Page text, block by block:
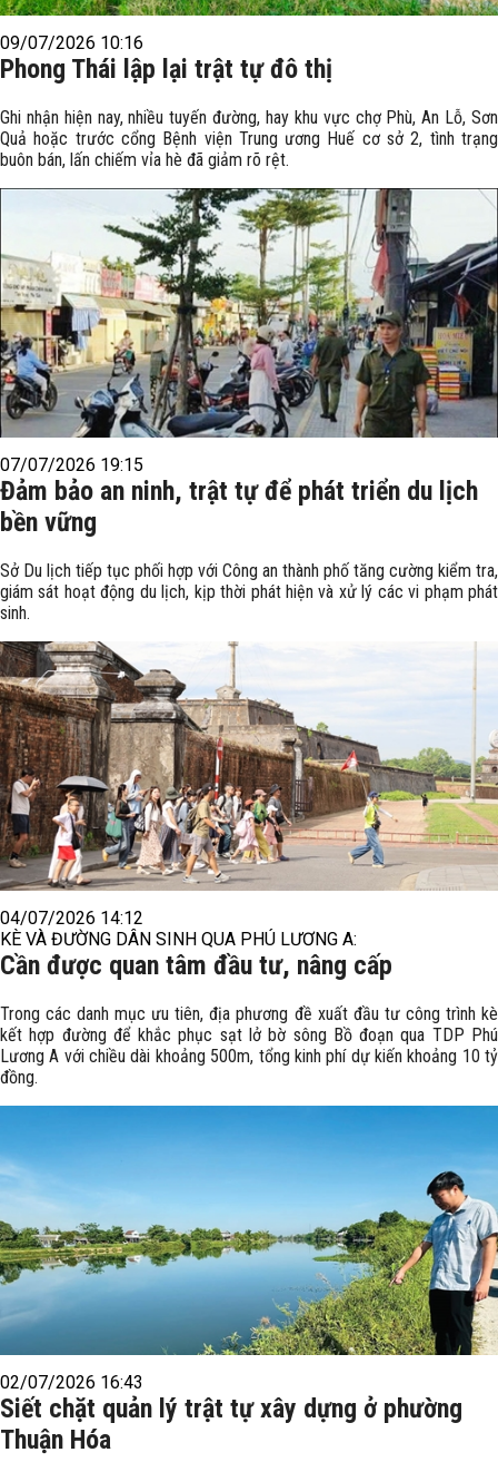
09/07/2026 10:16
Phong Thái lập lại trật tự đô thị
Ghi nhận hiện nay, nhiều tuyến đường, hay khu vực chợ Phù, An Lỗ, Sơn
Quả hoặc trước cổng Bệnh viện Trung ương Huế cơ sở 2, tình trạng
buôn bán, lấn chiếm vỉa hè đã giảm rõ rệt.
07/07/2026 19:15
Đảm bảo an ninh, trật tự để phát triển du lịch
bền vững
Sở Du lịch tiếp tục phối hợp với Công an thành phố tăng cường kiểm tra,
giám sát hoạt động du lịch, kịp thời phát hiện và xử lý các vi phạm phát
sinh.
04/07/2026 14:12
KÈ VÀ ĐƯỜNG DÂN SINH QUA PHÚ LƯƠNG A:
Cần được quan tâm đầu tư, nâng cấp
Trong các danh mục ưu tiên, địa phương đề xuất đầu tư công trình kè
kết hợp đường để khắc phục sạt lở bờ sông Bồ đoạn qua TDP Phú
Lương A với chiều dài khoảng 500m, tổng kinh phí dự kiến khoảng 10 tỷ
đồng.
02/07/2026 16:43
Siết chặt quản lý trật tự xây dựng ở phường
Thuận Hóa